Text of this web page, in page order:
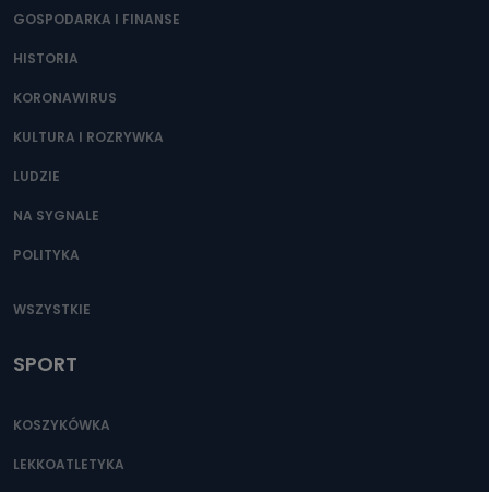
GOSPODARKA I FINANSE
HISTORIA
KORONAWIRUS
KULTURA I ROZRYWKA
LUDZIE
NA SYGNALE
POLITYKA
WSZYSTKIE
SPORT
KOSZYKÓWKA
LEKKOATLETYKA